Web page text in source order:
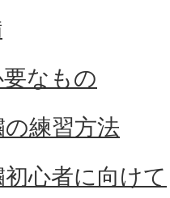
なもの
練習方法
心者に向けて